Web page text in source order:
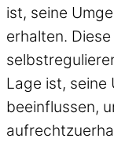
ist, seine
erhalten.
Lage ist, seine
beeinflussen,